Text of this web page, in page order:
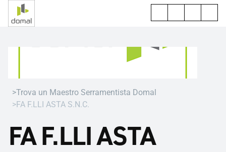
Trova un Maestro Serramentista Domal
FA F.LLI ASTA S.N.C.
FA F.LLI ASTA